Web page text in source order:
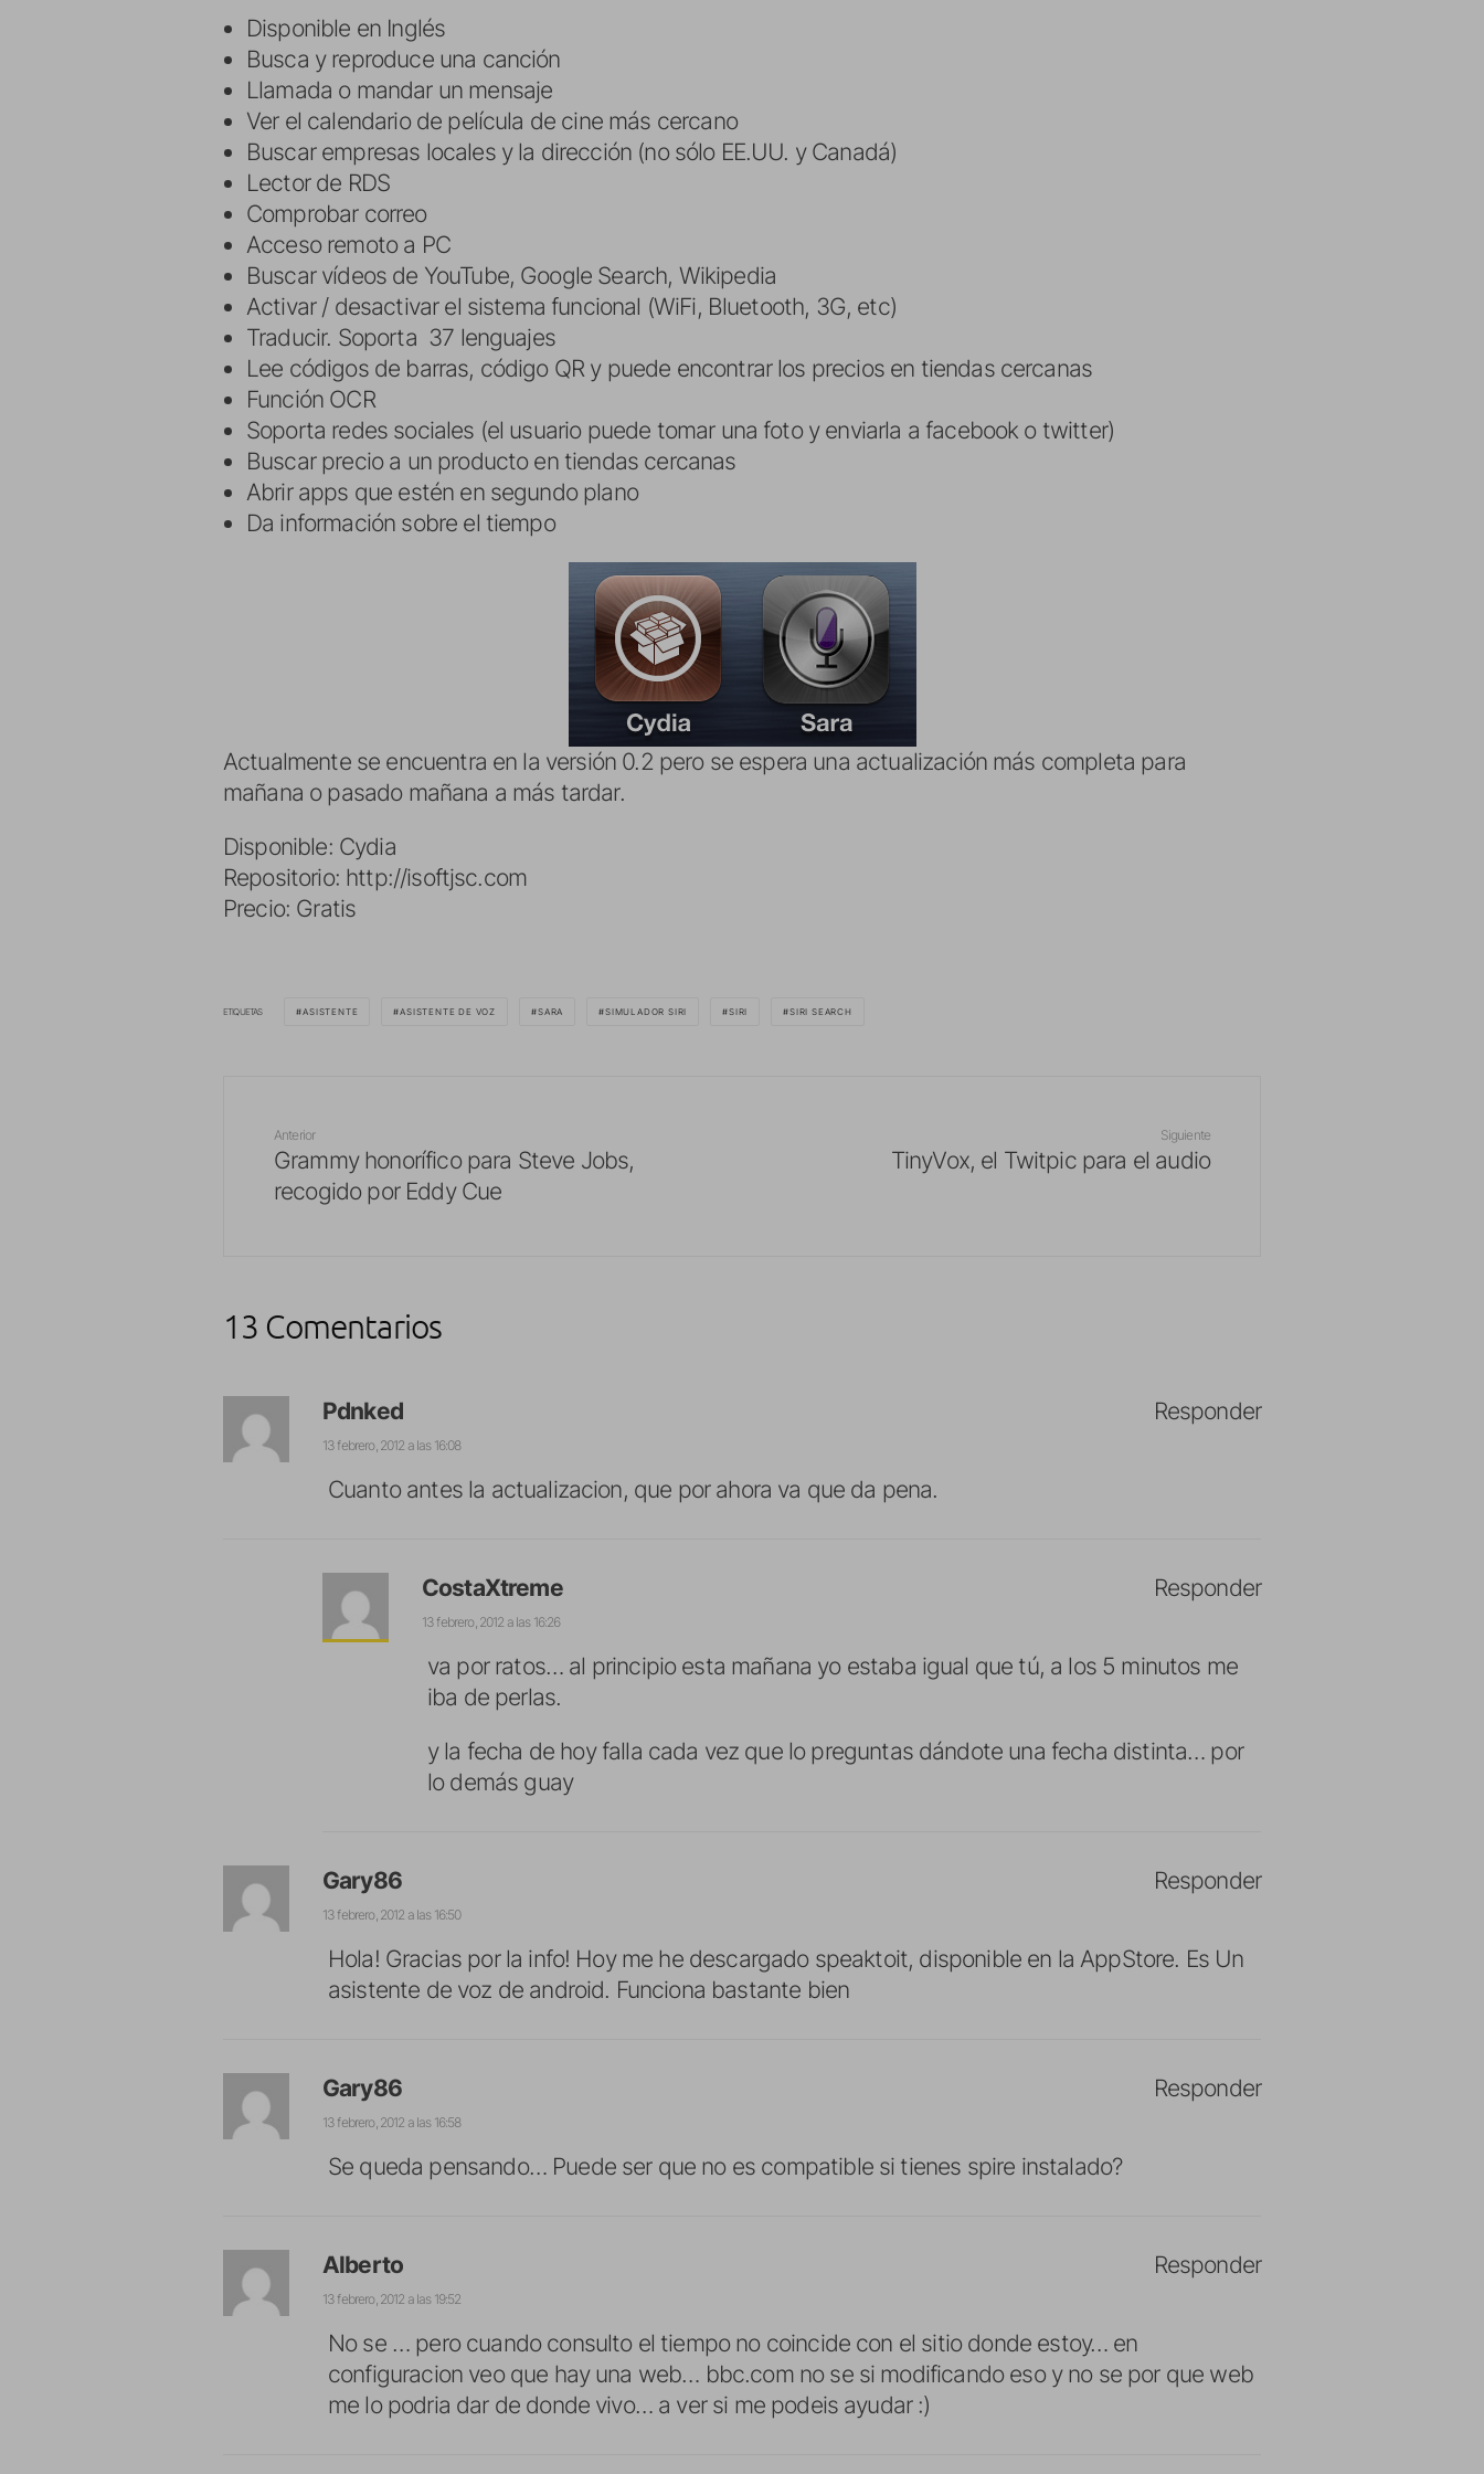
Disponible en Inglés
Busca y reproduce una canción
Llamada o mandar un mensaje
Ver el calendario de película de cine más cercano
Buscar empresas locales y la dirección (no sólo EE.UU. y Canadá)
Lector de RDS
Comprobar correo
Acceso remoto a PC
Buscar vídeos de YouTube, Google Search, Wikipedia
Activar / desactivar el sistema funcional (WiFi, Bluetooth, 3G, etc)
Traducir. Soporta 37 lenguajes
Lee códigos de barras, código QR y puede encontrar los precios en tiendas cercanas
Función OCR
Soporta redes sociales (el usuario puede tomar una foto y enviarla a facebook o twitter)
Buscar precio a un producto en tiendas cercanas
Abrir apps que estén en segundo plano
Da información sobre el tiempo
Actualmente se encuentra en la versión 0.2 pero se espera una actualización más completa para
mañana o pasado mañana a más tardar.
Disponible: Cydia
Repositorio: http://isoftjsc.com
Precio: Gratis
ETIQUETAS ASISTENTE ASISTENTE DE VOZ SARA SIMULADOR SIRI SIRI SIRI SEARCH
Anterior
Grammy honorífico para Steve Jobs,
recogido por Eddy Cue
Siguiente
TinyVox, el Twitpic para el audio
13 Comentarios
Pdnked
13 febrero, 2012 a las 16:08
Cuanto antes la actualizacion, que por ahora va que da pena.
Responder
CostaXtreme
13 febrero, 2012 a las 16:26
va por ratos… al principio esta mañana yo estaba igual que tú, a los 5 minutos me
iba de perlas.
y la fecha de hoy falla cada vez que lo preguntas dándote una fecha distinta… por
lo demás guay
Responder
Gary86
13 febrero, 2012 a las 16:50
Hola! Gracias por la info! Hoy me he descargado speaktoit, disponible en la AppStore. Es Un
asistente de voz de android. Funciona bastante bien
Responder
Gary86
13 febrero, 2012 a las 16:58
Se queda pensando… Puede ser que no es compatible si tienes spire instalado?
Responder
Alberto
13 febrero, 2012 a las 19:52
No se … pero cuando consulto el tiempo no coincide con el sitio donde estoy… en
configuracion veo que hay una web… bbc.com no se si modificando eso y no se por que web
me lo podria dar de donde vivo… a ver si me podeis ayudar :)
Responder